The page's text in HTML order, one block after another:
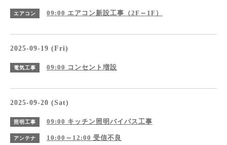
エアコン 09:00 エアコン新設工事（2F～1F）
2025-09-19 (Fri)
電気工事 09:00 コンセント増設
2025-09-20 (Sat)
照明工事 09:00 キッチン照明バイパス工事
アンテナ 10:00～12:00 受信不良